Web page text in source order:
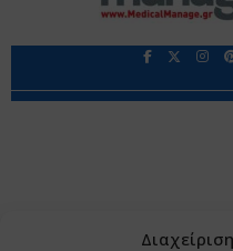
Copyright 2009 -